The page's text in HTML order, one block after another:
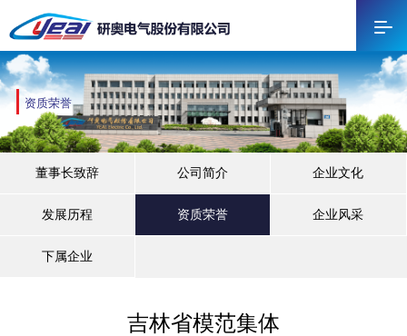
资质荣誉
董事长致辞 公司简介 企业文化
发展历程 资质荣誉 企业风采
下属企业
吉林省模范集体